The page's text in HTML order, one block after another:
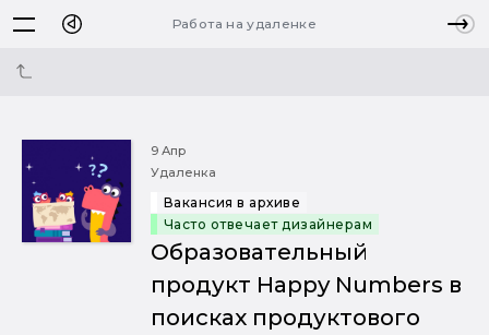
Работа на удаленке
9 Апр
Удаленка
Вакансия в архиве
Часто отвечает дизайнерам
Образовательный
продукт Happy Numbers в
поисках продуктового